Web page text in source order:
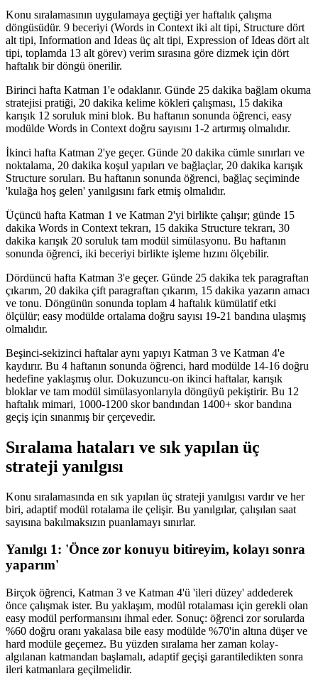
Konu sıralamasının uygulamaya geçtiği yer haftalık çalışma
döngüsüdür. 9 beceriyi (Words in Context iki alt tipi, Structure dört
alt tipi, Information and Ideas üç alt tipi, Expression of Ideas dört alt
tipi, toplamda 13 alt görev) verim sırasına göre dizmek için dört
haftalık bir döngü önerilir.
Birinci hafta Katman 1'e odaklanır. Günde 25 dakika bağlam okuma
stratejisi pratiği, 20 dakika kelime kökleri çalışması, 15 dakika
karışık 12 soruluk mini blok. Bu haftanın sonunda öğrenci, easy
modülde Words in Context doğru sayısını 1-2 artırmış olmalıdır.
İkinci hafta Katman 2'ye geçer. Günde 20 dakika cümle sınırları ve
noktalama, 20 dakika koşul yapıları ve bağlaçlar, 20 dakika karışık
Structure soruları. Bu haftanın sonunda öğrenci, bağlaç seçiminde
'kulağa hoş gelen' yanılgısını fark etmiş olmalıdır.
Üçüncü hafta Katman 1 ve Katman 2'yi birlikte çalışır; günde 15
dakika Words in Context tekrarı, 15 dakika Structure tekrarı, 30
dakika karışık 20 soruluk tam modül simülasyonu. Bu haftanın
sonunda öğrenci, iki beceriyi birlikte işleme hızını ölçebilir.
Dördüncü hafta Katman 3'e geçer. Günde 25 dakika tek paragraftan
çıkarım, 20 dakika çift paragraftan çıkarım, 15 dakika yazarın amacı
ve tonu. Döngünün sonunda toplam 4 haftalık kümülatif etki
ölçülür; easy modülde ortalama doğru sayısı 19-21 bandına ulaşmış
olmalıdır.
Beşinci-sekizinci haftalar aynı yapıyı Katman 3 ve Katman 4'e
kaydırır. Bu 4 haftanın sonunda öğrenci, hard modülde 14-16 doğru
hedefine yaklaşmış olur. Dokuzuncu-on ikinci haftalar, karışık
bloklar ve tam modül simülasyonlarıyla döngüyü pekiştirir. Bu 12
haftalık mimari, 1000-1200 skor bandından 1400+ skor bandına
geçiş için sınanmış bir çerçevedir.
Sıralama hataları ve sık yapılan üç
strateji yanılgısı
Konu sıralamasında en sık yapılan üç strateji yanılgısı vardır ve her
biri, adaptif modül rotalama ile çelişir. Bu yanılgılar, çalışılan saat
sayısına bakılmaksızın puanlamayı sınırlar.
Yanılgı 1: 'Önce zor konuyu bitireyim, kolayı sonra
yaparım'
Birçok öğrenci, Katman 3 ve Katman 4'ü 'ileri düzey' addederek
önce çalışmak ister. Bu yaklaşım, modül rotalaması için gerekli olan
easy modül performansını ihmal eder. Sonuç: öğrenci zor sorularda
%60 doğru oranı yakalasa bile easy modülde %70'in altına düşer ve
hard modüle geçemez. Bu yüzden sıralama her zaman kolay-
algılanan katmandan başlamalı, adaptif geçişi garantiledikten sonra
ileri katmanlara geçilmelidir.